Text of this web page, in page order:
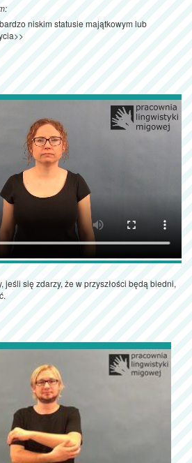
niskim statusie majątkowym lub
jeśli się zdarzy, że w przyszłości będą biedni,